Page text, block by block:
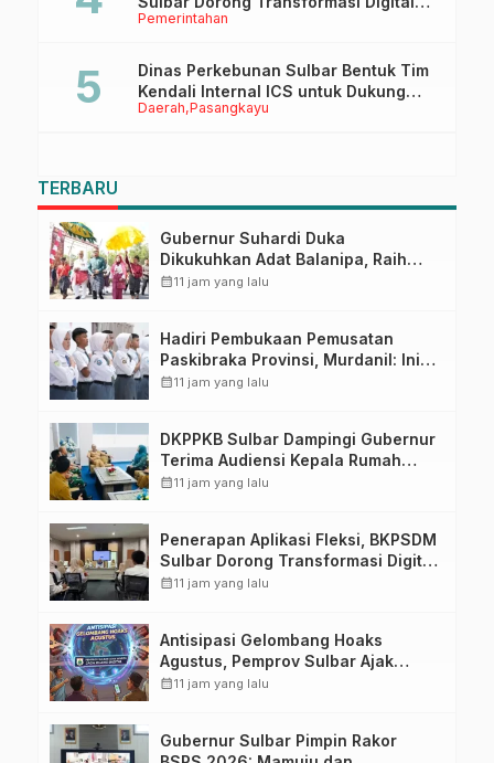
Pemerintahan
Sistem Kehadiran ASN
Daerah Pasangkayu
Dinas Perkebunan Sulbar Bentuk Tim
Kendali Internal ICS untuk Dukung
Sertifikasi ISPO Pekebun di
TERBARU
Gubernur Suhardi Duka
Dikukuhkan Adat Balanipa, Raih
Gelar Sulo Tappidena
calendar_month11 jam yang lalu
Hadiri Pembukaan Pemusatan
Paskibraka Provinsi, Murdanil: Ini
Membentuk Karakter Hingga
calendar_month11 jam yang lalu
DKPPKB Sulbar Dampingi Gubernur
Terima Audiensi Kepala Rumah
Sakit TK. III Punggawa Malolo
calendar_month11 jam yang lalu
Penerapan Aplikasi Fleksi, BKPSDM
Sulbar Dorong Transformasi Digital
Sistem Kehadiran ASN
calendar_month11 jam yang lalu
Antisipasi Gelombang Hoaks
Agustus, Pemprov Sulbar Ajak
Warga Jaga Ruang Digital
calendar_month11 jam yang lalu
Gubernur Sulbar Pimpin Rakor